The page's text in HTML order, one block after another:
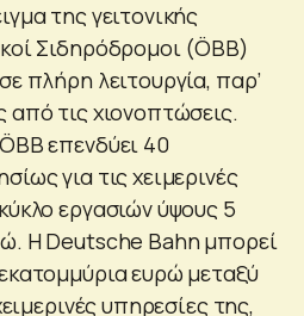
της γειτονικής
Σιδηρόδρομοι (ÖBB)
πλήρη λειτουργία, παρ’
τις χιονοπτώσεις.
επενδύει 40
για τις χειμερινές
εργασιών ύψους 5
Η Deutsche Bahn μπορεί
ευρώ μεταξύ
υπηρεσίες της,